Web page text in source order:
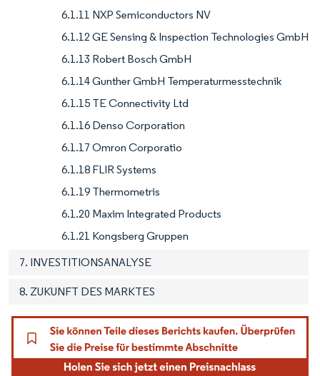
6.1.11 NXP Semiconductors NV
6.1.12 GE Sensing & Inspection Technologies GmbH
6.1.13 Robert Bosch GmbH
6.1.14 Gunther GmbH Temperaturmesstechnik
6.1.15 TE Connectivity Ltd
6.1.16 Denso Corporation
6.1.17 Omron Corporatio
6.1.18 FLIR Systems
6.1.19 Thermometris
6.1.20 Maxim Integrated Products
6.1.21 Kongsberg Gruppen
7. INVESTITIONSANALYSE
8. ZUKUNFT DES MARKTES